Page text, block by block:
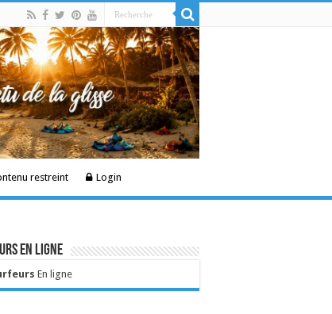
restreint Login
en ligne
En ligne